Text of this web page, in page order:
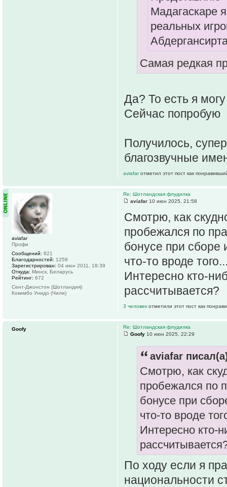
Мадагаскаре
реальных
Самая редкая
Да? То есть я
Сейчас попробую
Получилось,
благозвучные
aviafarотметил этот пост как
Re: Шотландская флудилка
aviafar 10 июн 2025, 21:58
Смотрю, как
пробежался по
бонусе при сборе
что-то вроде
Интересно кто-
рассчитывается?
3 человек отметили этот пост как
aviafar
Профи
Сообщений: 821
Благодарностей: 1259
Зарегистрирован: 04 июн 2011, 18:39
Откуда: Минск, Беларусь
Рейтинг: 672
Сент-Джонстон (Шотландия)
Кокимбо Унидо (Чили)
Re: Шотландская флудилка
Goofy 10 июн 2025, 22:29
aviafar
Смотрю, как
пробежался по
бонусе при
что-то вроде
Интересно кто-
По ходу если я
национальности
Goofy